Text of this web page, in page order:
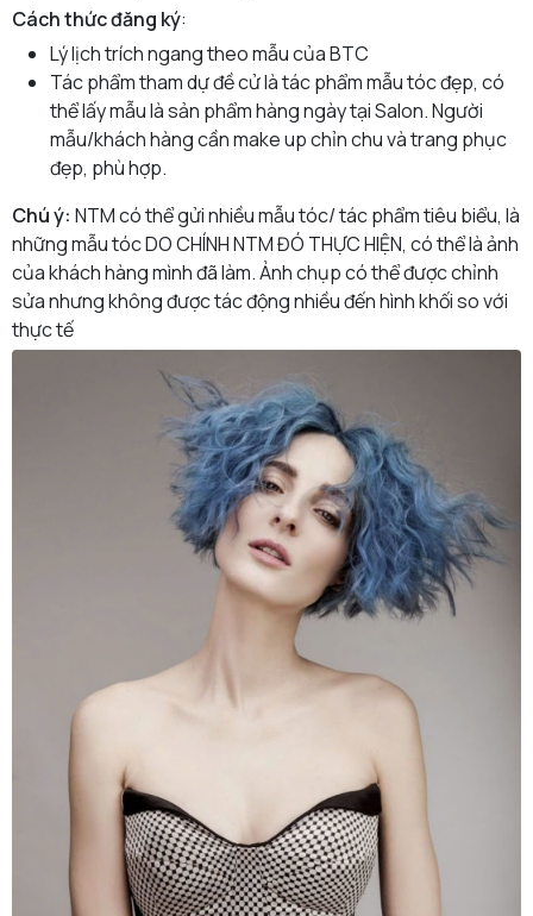
Cách thức đăng ký:
Lý lịch trích ngang theo mẫu của BTC
Tác phẩm tham dự đề cử là tác phẩm mẫu tóc đẹp, có
thể lấy mẫu là sản phẩm hàng ngày tại Salon. Người
mẫu/khách hàng cần make up chỉn chu và trang phục
đẹp, phù hợp.
Chú ý: NTM có thể gửi nhiều mẫu tóc/ tác phẩm tiêu biểu, là
những mẫu tóc DO CHÍNH NTM ĐÓ THỰC HIỆN, có thể là ảnh
của khách hàng mình đã làm. Ảnh chụp có thể được chỉnh
sửa nhưng không được tác động nhiều đến hình khối so với
thực tế